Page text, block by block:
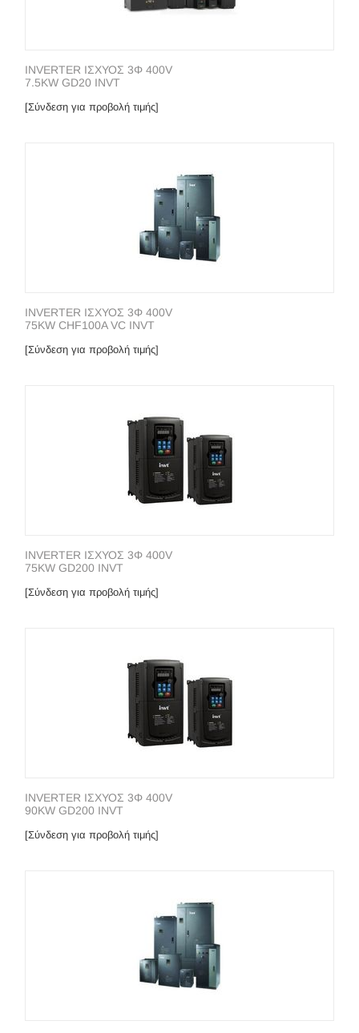
INVERTER ΙΣΧΥΟΣ 3Φ 400V
7.5KW GD20 INVT
[Σύνδεση για προβολή τιμής]
INVERTER ΙΣΧΥΟΣ 3Φ 400V
75KW CHF100A VC INVT
[Σύνδεση για προβολή τιμής]
INVERTER ΙΣΧΥΟΣ 3Φ 400V
75KW GD200 INVT
[Σύνδεση για προβολή τιμής]
INVERTER ΙΣΧΥΟΣ 3Φ 400V
90KW GD200 INVT
[Σύνδεση για προβολή τιμής]